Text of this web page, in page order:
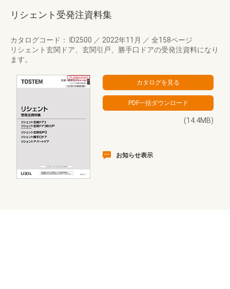
リシェント受発注資料集
カタログコード： ID2500 ／ 2022年11月 ／ 全158ページ
リシェント玄関ドア、玄関引戸、勝手口ドアの受発注資料になり
ます。
(14.4MB)
お知らせ表示